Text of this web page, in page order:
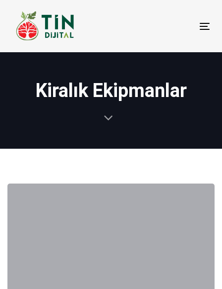
Kiralık Ekipmanlar